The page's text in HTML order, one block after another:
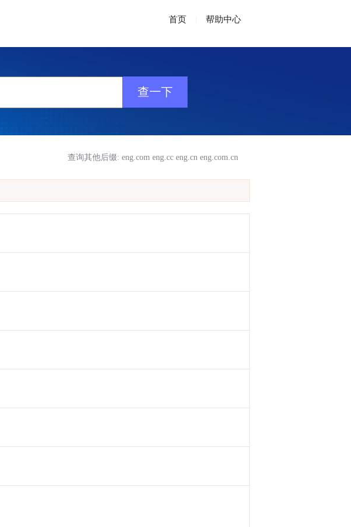
首页 帮助中心
查询其他后缀: eng.com eng.cc eng.cn eng.com.cn